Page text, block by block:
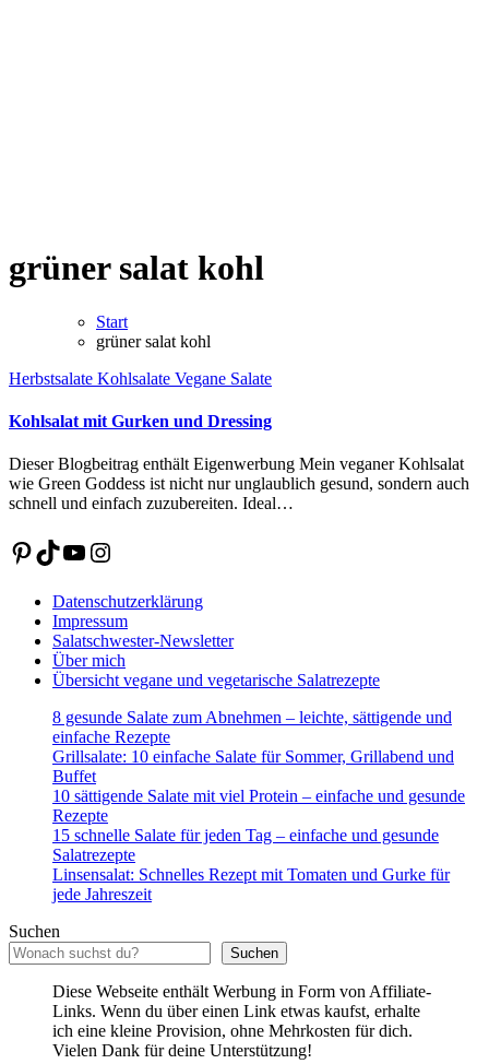
grüner salat kohl
Start
grüner salat kohl
Herbstsalate Kohlsalate Vegane Salate
Kohlsalat mit Gurken und Dressing
Dieser Blogbeitrag enthält Eigenwerbung Mein veganer Kohlsalat
wie Green Goddess ist nicht nur unglaublich gesund, sondern auch
schnell und einfach zuzubereiten. Ideal…
Pinterest
TikTok
YouTube
Instagram
Datenschutzerklärung
Impressum
Salatschwester-Newsletter
Über mich
Übersicht vegane und vegetarische Salatrezepte
8 gesunde Salate zum Abnehmen – leichte, sättigende und
einfache Rezepte
Grillsalate: 10 einfache Salate für Sommer, Grillabend und
Buffet
10 sättigende Salate mit viel Protein – einfache und gesunde
Rezepte
15 schnelle Salate für jeden Tag – einfache und gesunde
Salatrezepte
Linsensalat: Schnelles Rezept mit Tomaten und Gurke für
jede Jahreszeit
Suchen
Suchen
Diese Webseite enthält Werbung in Form von Affiliate-
Links. Wenn du über einen Link etwas kaufst, erhalte
ich eine kleine Provision, ohne Mehrkosten für dich.
Vielen Dank für deine Unterstützung!